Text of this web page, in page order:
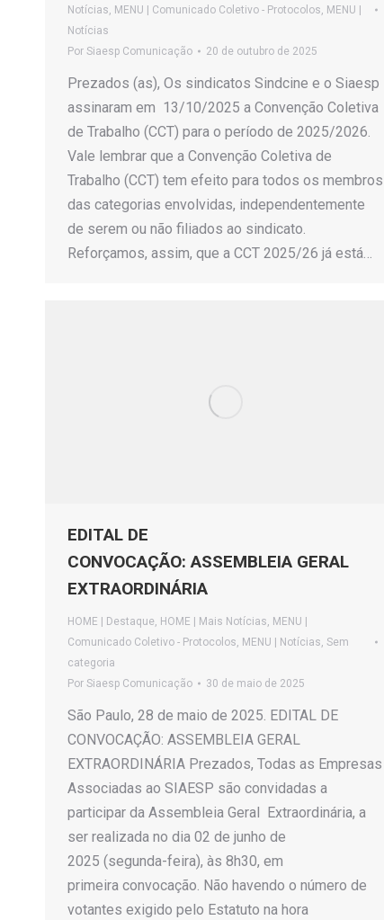
Notícias MENU | Comunicado Coletivo - Protocolos MENU |
Notícias
Por Siaesp Comunicação 20 de outubro de 2025
Prezados (as), Os sindicatos Sindcine e o Siaesp
assinaram em 13/10/2025 a Convenção Coletiva
de Trabalho (CCT) para o período de 2025/2026.
Vale lembrar que a Convenção Coletiva de
Trabalho (CCT) tem efeito para todos os membros
das categorias envolvidas, independentemente
de serem ou não filiados ao sindicato.
Reforçamos, assim, que a CCT 2025/26 já está…
EDITAL DE
CONVOCAÇÃO: ASSEMBLEIA GERAL
EXTRAORDINÁRIA
HOME | Destaque HOME | Mais Notícias MENU |
Comunicado Coletivo - Protocolos MENU | Notícias Sem
categoria
Por Siaesp Comunicação 30 de maio de 2025
São Paulo, 28 de maio de 2025. EDITAL DE
CONVOCAÇÃO: ASSEMBLEIA GERAL
EXTRAORDINÁRIA Prezados, Todas as Empresas
Associadas ao SIAESP são convidadas a
participar da Assembleia Geral Extraordinária, a
ser realizada no dia 02 de junho de
2025 (segunda-feira), às 8h30, em
primeira convocação. Não havendo o número de
votantes exigido pelo Estatuto na hora